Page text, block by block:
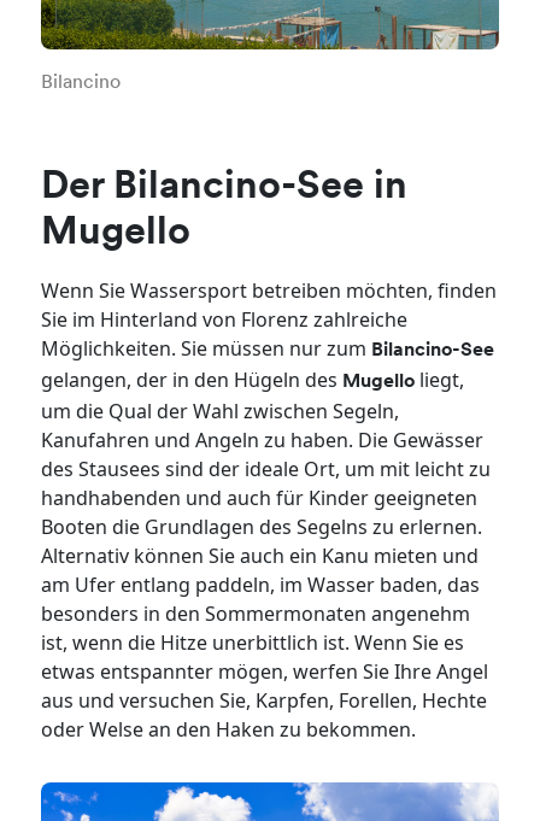
Bilancino
Der Bilancino-See in
Mugello
Wenn Sie Wassersport betreiben möchten, finden
Sie im Hinterland von Florenz zahlreiche
Möglichkeiten. Sie müssen nur zum Bilancino-See
gelangen, der in den Hügeln des Mugello liegt,
um die Qual der Wahl zwischen Segeln,
Kanufahren und Angeln zu haben. Die Gewässer
des Stausees sind der ideale Ort, um mit leicht zu
handhabenden und auch für Kinder geeigneten
Booten die Grundlagen des Segelns zu erlernen.
Alternativ können Sie auch ein Kanu mieten und
am Ufer entlang paddeln, im Wasser baden, das
besonders in den Sommermonaten angenehm
ist, wenn die Hitze unerbittlich ist. Wenn Sie es
etwas entspannter mögen, werfen Sie Ihre Angel
aus und versuchen Sie, Karpfen, Forellen, Hechte
oder Welse an den Haken zu bekommen.